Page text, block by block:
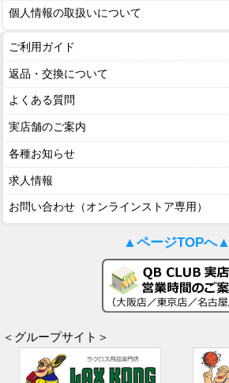
個人情報の取扱いについて
ご利用ガイド
返品・交換について
よくある質問
実店舗のご案内
各種お知らせ
求人情報
お問い合わせ（オンラインストア専用）
▲ページTOPへ▲
＜グループサイト＞